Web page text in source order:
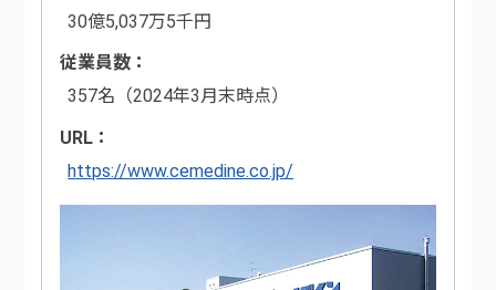
30億5,037万5千円
従業員数
357名（2024年3月末時点）
URL
https://www.cemedine.co.jp/